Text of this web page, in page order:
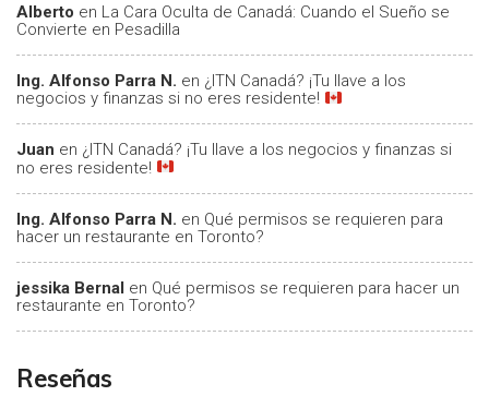
Alberto en La Cara Oculta de Canadá: Cuando el Sueño se
Convierte en Pesadilla
Ing. Alfonso Parra N. en ¿ITN Canadá? ¡Tu llave a los
negocios y finanzas si no eres residente!
Juan en ¿ITN Canadá? ¡Tu llave a los negocios y finanzas si
no eres residente!
Ing. Alfonso Parra N. en Qué permisos se requieren para
hacer un restaurante en Toronto?
jessika Bernal en Qué permisos se requieren para hacer un
restaurante en Toronto?
Reseñas